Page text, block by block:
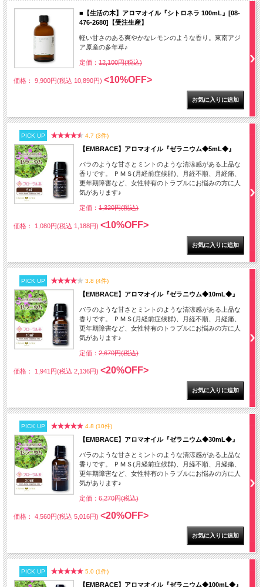
■【生活の木】アロマオイル『シトロネラ 100mL』[08-
476-2680]【受注生産】
軽い甘さのある爽やかなレモンのような香り。東南アジ
ア原産の多年草♪
定価： 12,100円(税込)
価格： 9,900円(税込 10,890円) <10%OFF>
PICK UP 4.7 (3件)
【EMBRACE】アロマオイル『ゼラニウム◆5mL◆』
バラのような甘さとミントのような清涼感がある上品な
香りです。 ＰＭＳ(月経前症候群)、月経不順、月経痛、
更年期障害など、女性特有のトラブルにお悩みの方に人
気があります♪
定価： 1,320円(税込)
価格： 1,080円(税込 1,188円) <10%OFF>
PICK UP 3.8 (4件)
【EMBRACE】アロマオイル『ゼラニウム◆10mL◆』
バラのような甘さとミントのような清涼感がある上品な
香りです。 ＰＭＳ(月経前症候群)、月経不順、月経痛、
更年期障害など、女性特有のトラブルにお悩みの方に人
気があります♪
定価： 2,670円(税込)
価格： 1,941円(税込 2,136円) <20%OFF>
PICK UP 4.8 (10件)
【EMBRACE】アロマオイル『ゼラニウム◆30mL◆』
バラのような甘さとミントのような清涼感がある上品な
香りです。 ＰＭＳ(月経前症候群)、月経不順、月経痛、
更年期障害など、女性特有のトラブルにお悩みの方に人
気があります♪
定価： 6,270円(税込)
価格： 4,560円(税込 5,016円) <20%OFF>
PICK UP 5.0 (1件)
【EMBRACE】アロマオイル『ゼラニウム◆100mL◆』